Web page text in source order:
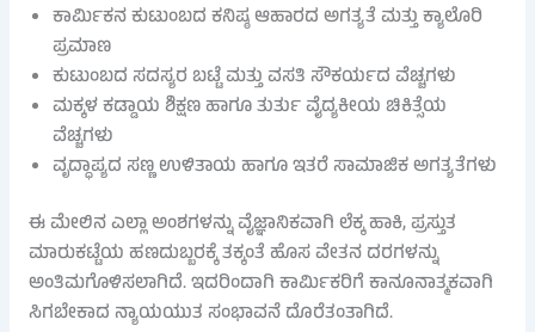
ಕಾರ್ಮಿಕನ ಕುಟುಂಬದ ಕನಿಷ್ಠ ಆಹಾರದ ಅಗತ್ಯತೆ ಮತ್ತು ಕ್ಯಾಲೊರಿ
ಪ್ರಮಾಣ
ಕುಟುಂಬದ ಸದಸ್ಯರ ಬಟ್ಟೆ ಮತ್ತು ವಸತಿ ಸೌಕರ್ಯದ ವೆಚ್ಚಗಳು
ಮಕ್ಕಳ ಕಡ್ಡಾಯ ಶಿಕ್ಷಣ ಹಾಗೂ ತುರ್ತು ವೈದ್ಯಕೀಯ ಚಿಕಿತ್ಸೆಯ
ವೆಚ್ಚಗಳು
ವೃದ್ಧಾಪ್ಯದ ಸಣ್ಣ ಉಳಿತಾಯ ಹಾಗೂ ಇತರೆ ಸಾಮಾಜಿಕ ಅಗತ್ಯತೆಗಳು
ಈ ಮೇಲಿನ ಎಲ್ಲಾ ಅಂಶಗಳನ್ನು ವೈಜ್ಞಾನಿಕವಾಗಿ ಲೆಕ್ಕ ಹಾಕಿ, ಪ್ರಸ್ತುತ
ಮಾರುಕಟ್ಟೆಯ ಹಣದುಬ್ಬರಕ್ಕೆ ತಕ್ಕಂತೆ ಹೊಸ ವೇತನ ದರಗಳನ್ನು
ಅಂತಿಮಗೊಳಿಸಲಾಗಿದೆ. ಇದರಿಂದಾಗಿ ಕಾರ್ಮಿಕರಿಗೆ ಕಾನೂನಾತ್ಮಕವಾಗಿ
ಸಿಗಬೇಕಾದ ನ್ಯಾಯಯುತ ಸಂಭಾವನೆ ದೊರೆತಂತಾಗಿದೆ.